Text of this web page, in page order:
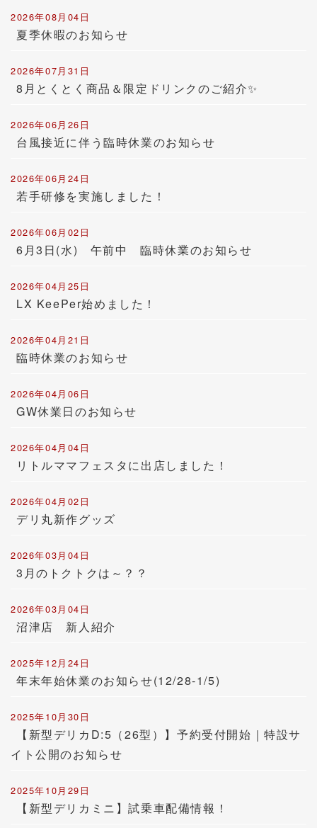
2026年08月04日
夏季休暇のお知らせ
2026年07月31日
8月とくとく商品＆限定ドリンクのご紹介✨
2026年06月26日
台風接近に伴う臨時休業のお知らせ
2026年06月24日
若手研修を実施しました！
2026年06月02日
6月3日(水) 午前中 臨時休業のお知らせ
2026年04月25日
LX KeePer始めました！
2026年04月21日
臨時休業のお知らせ
2026年04月06日
GW休業日のお知らせ
2026年04月04日
リトルママフェスタに出店しました！
2026年04月02日
デリ丸新作グッズ
2026年03月04日
3月のトクトクは～？？
2026年03月04日
沼津店 新人紹介
2025年12月24日
年末年始休業のお知らせ(12/28-1/5)
2025年10月30日
【新型デリカD:5（26型）】予約受付開始｜特設サ
イト公開のお知らせ
2025年10月29日
【新型デリカミニ】試乗車配備情報！